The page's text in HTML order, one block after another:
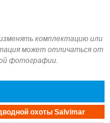
охоты Salvimar